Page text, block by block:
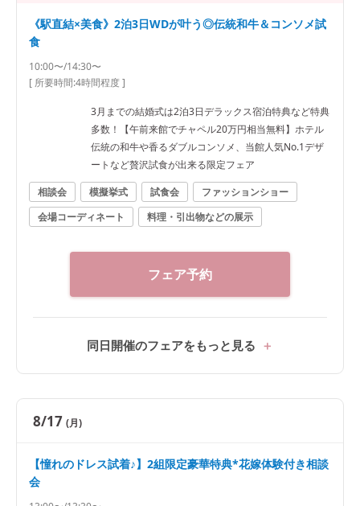
《駅直結×美食》2泊3日WDが叶う◎伝統和牛＆コンソメ試
食
10:00〜/14:30〜
[ 所要時間:4時間程度]
3月までの結婚式は2泊3日デラックス宿泊特典など特典
多数！【午前来館でチャペル20万円相当無料】ホテル
伝統の和牛や香るダブルコンソメ、当館人気No.1デザ
ートなど贅沢試食が出来る限定フェア
相談会
模擬挙式 試食会
ファッションショー
会場コーディネート
料理・引出物などの展示
フェア予約
同日開催のフェアをもっと見る
8/17 (月)
【憧れのドレス試着♪】2組限定豪華特典*花嫁体験付き相談
会